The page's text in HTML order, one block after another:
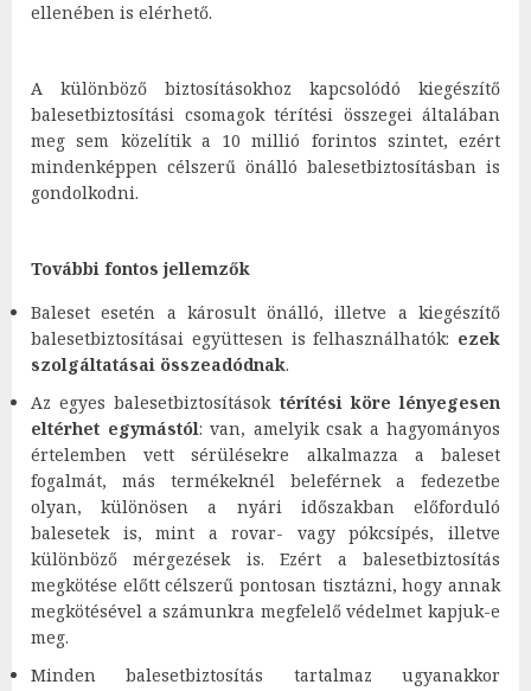
ellenében is elérhető.
A különböző biztosításokhoz kapcsolódó kiegészítő
balesetbiztosítási csomagok térítési összegei általában
meg sem közelítik a 10 millió forintos szintet, ezért
mindenképpen célszerű önálló balesetbiztosításban is
gondolkodni.
További fontos jellemzők
Baleset esetén a károsult önálló, illetve a kiegészítő
balesetbiztosításai együttesen is felhasználhatók: ezek
szolgáltatásai összeadódnak.
Az egyes balesetbiztosítások térítési köre lényegesen
eltérhet egymástól: van, amelyik csak a hagyományos
értelemben vett sérülésekre alkalmazza a baleset
fogalmát, más termékeknél beleférnek a fedezetbe
olyan, különösen a nyári időszakban előforduló
balesetek is, mint a rovar- vagy pókcsípés, illetve
különböző mérgezések is. Ezért a balesetbiztosítás
megkötése előtt célszerű pontosan tisztázni, hogy annak
megkötésével a számunkra megfelelő védelmet kapjuk-e
meg.
Minden balesetbiztosítás tartalmaz ugyanakkor